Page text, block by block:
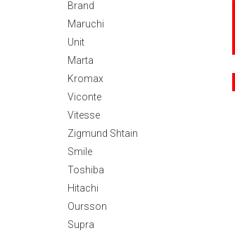
Brand
Maruchi
Unit
Marta
Kromax
Viconte
Vitesse
Zigmund Shtain
Smile
Toshiba
Hitachi
Oursson
Supra